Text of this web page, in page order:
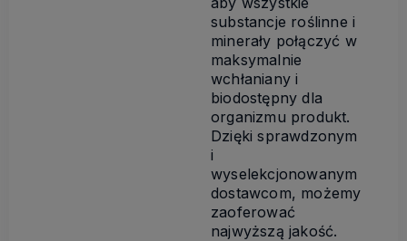
substancje roślinne i
minerały połączyć w
maksymalnie
wchłaniany i
biodostępny dla
organizmu produkt.
Dzięki sprawdzonym
i
wyselekcjonowanym
dostawcom, możemy
zaoferować
najwyższą jakość.